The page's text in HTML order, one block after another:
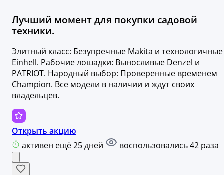
Лучший момент для покупки садовой
техники.
Элитный класс: Безупречные Makita и технологичные
Einhell. Рабочие лошадки: Выносливые Denzel и
PATRIOT. Народный выбор: Проверенные временем
Champion. Все модели в наличии и ждут своих
владельцев.
Открыть акцию
активен ещё 25 дней
воспользовались 42 раза